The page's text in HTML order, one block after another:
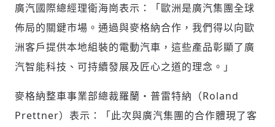
廣汽國際總經理衛海崗表示：「歐洲是廣汽集團全球
佈局的關鍵市場。通過與麥格納合作，我們得以向歐
洲客戶提供本地組裝的電動汽車，這些產品彰顯了廣
汽智能科技、可持續發展及匠心之道的理念。」
麥格納整車事業部總裁羅蘭・普雷特納（Roland
Prettner）表示：「此次與廣汽集團的合作體現了客